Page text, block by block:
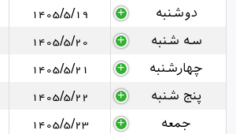
دوشنبه 1405/5/19
سه شنبه
1405/5/20
چهارشنبه
1405/5/21
پنج شنبه
1405/5/22
جمعه
1405/5/23